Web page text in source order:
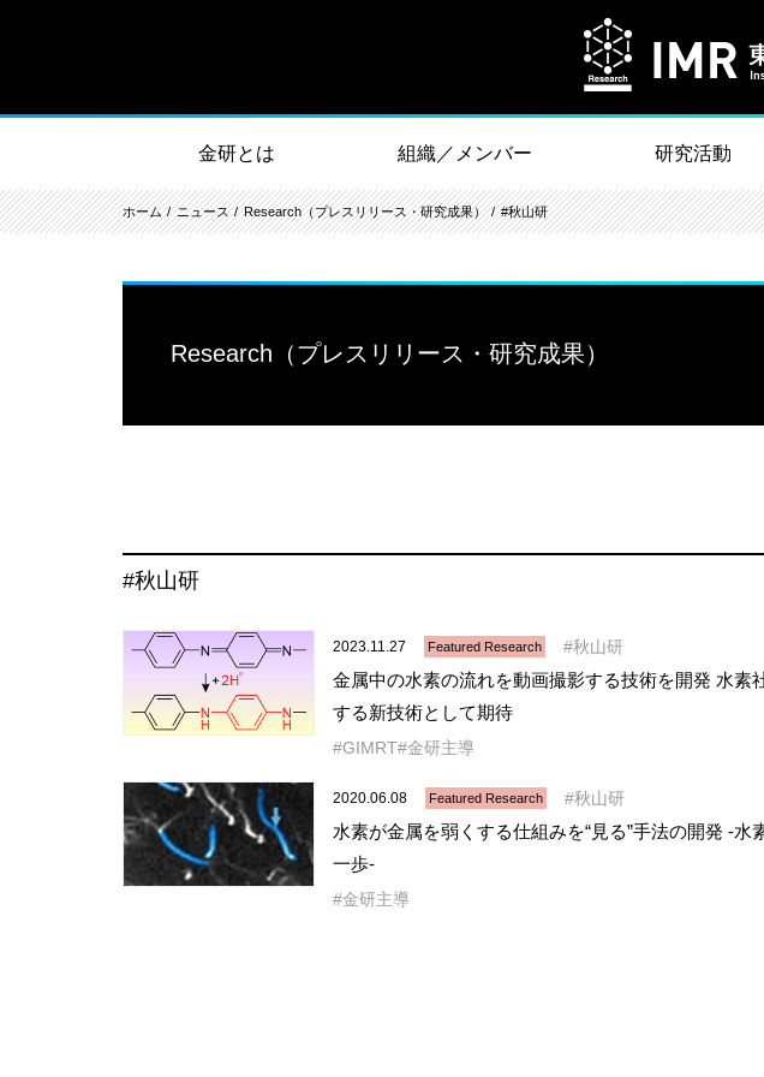
金研とは 組織／メンバー 研究活動
ホーム ニュース Research（プレスリリース・研究成果） #秋山研
Research（プレスリリース・研究成果）
#秋山研
2023.11.27 Featured Research 秋山研
金属中の水素の流れを動画撮影する技術を開発 水素
する新技術として期待
GIMRT 金研主導
2020.06.08 Featured Research 秋山研
水素が金属を弱くする仕組みを“見る”手法の開発 -
一歩-
金研主導